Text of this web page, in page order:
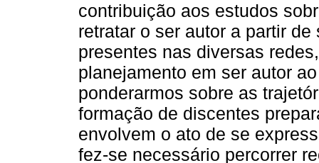
contribuição aos estudos
retratar o ser autor a partir
presentes nas diversas
planejamento em ser autor
ponderarmos sobre as
formação de discentes
envolvem o ato de se
fez-se necessário percorrer